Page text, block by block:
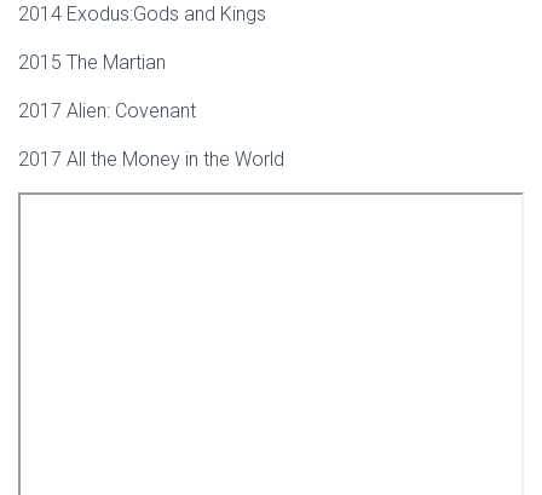
2014 Exodus:Gods and Kings
2015 The Martian
2017 Alien: Covenant
2017 All the Money in the World